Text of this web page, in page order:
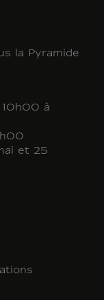
la Pyramide
10h00 à
et 25